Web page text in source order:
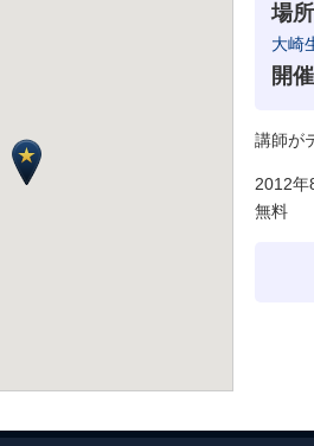
場所
大崎
開
講師が
2012年
無料